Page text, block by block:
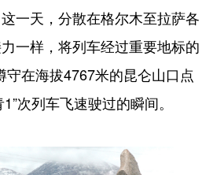
一天，分散在格尔木至拉萨各
一样，将列车经过重要地标的
守在海拔4767米的昆仑山口点
次列车飞速驶过的瞬间。